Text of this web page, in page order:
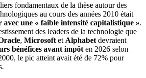
fondamentaux de la thèse autour des
au cours des années 2010 était
une « faible intensité capitalistique ».
des leaders de la technologie que
, Microsoft et Alphabet devraient
bénéfices avant impôt en 2026 selon
le pic atteint avait été de 72% pour